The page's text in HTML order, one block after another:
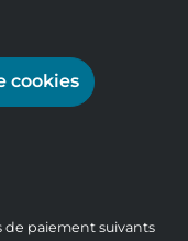
cookies
de paiement suivants